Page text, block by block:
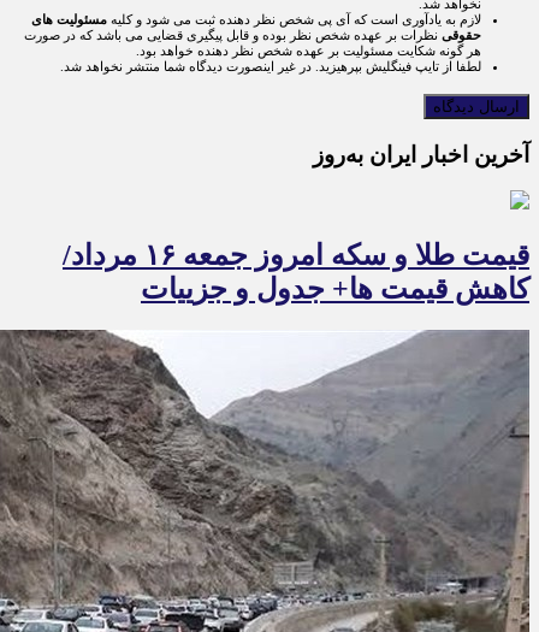
نخواهد شد.
لازم به یادآوری است که آی پی شخص نظر دهنده ثبت می شود و کلیه مسئولیت های
حقوقی نظرات بر عهده شخص نظر بوده و قابل پیگیری قضایی می باشد که در صورت
هر گونه شکایت مسئولیت بر عهده شخص نظر دهنده خواهد بود.
لطفا از تایپ فینگلیش بپرهیزید. در غیر اینصورت دیدگاه شما منتشر نخواهد شد.
آخرین اخبار ایران به‌روز
قیمت طلا و سکه امروز جمعه ۱۶ مرداد/
کاهش قیمت ها+ جدول و جزییات